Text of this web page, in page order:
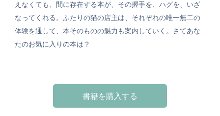
えなくても、間に存在する本が、その握手を、ハグを、いざ
なってくれる。ふたりの猫の店主は、それぞれの唯一無二の
体験を通して、本そのものの魅力も案内していく。さてあな
たのお気に入りの本は？
書籍を購入する